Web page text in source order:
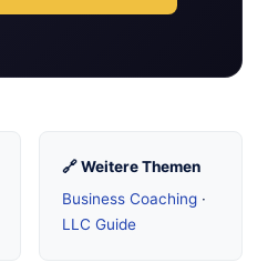
🔗 Weitere Themen
Business Coaching ·
LLC Guide